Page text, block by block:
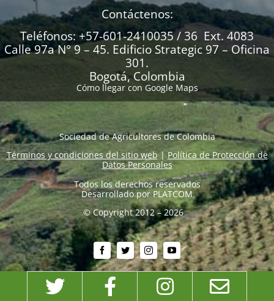
Contáctenos:
Teléfonos: +57-601-2410035 / 36 Ext. 4083
Calle 97a N° 9 – 45. Edificio Strategic 97 – Oficina
301.
Bogotá, Colombia
Cómo llegar con Google Maps
Sociedad de Agricultores de Colombia
Términos y condiciones del sitio web|Política de Protección de
Datos Personales
Todos los derechos reservados
Desarrollado por PLATCOM
© Copyright 2012 – 2026
Twitter FacebookInstagram